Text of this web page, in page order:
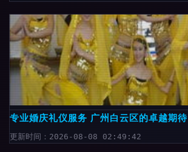
专业婚庆礼仪服务 广州白云区的卓越期待
更新时间：2026-08-08 02:49:42